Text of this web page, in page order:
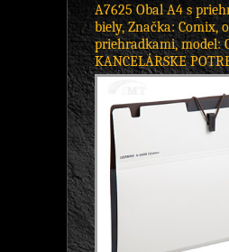
A7625 Obal A4 s
biely, Značka: Comix,
priehradkami, model:
KANCELÁRSKE